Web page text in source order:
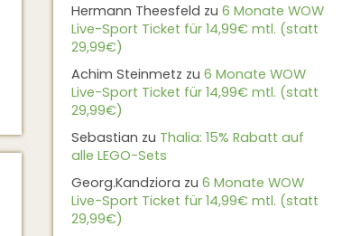
Hermann Theesfeld zu 6 Monate WOW
Live-Sport Ticket für 14,99€ mtl. (statt
29,99€)
Achim Steinmetz zu 6 Monate WOW
Live-Sport Ticket für 14,99€ mtl. (statt
29,99€)
Sebastian zu Thalia: 15% Rabatt auf
alle LEGO-Sets
Georg.Kandziora zu 6 Monate WOW
Live-Sport Ticket für 14,99€ mtl. (statt
29,99€)